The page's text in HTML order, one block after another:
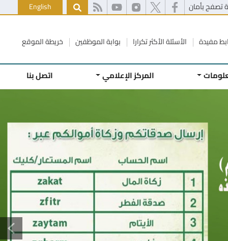
تصفح بأمان English
مفيدة الأسئلة الأكثر تكرارا بوابة الموظفين خريطة الموقع
المركز الإعلامي اتصل بنا